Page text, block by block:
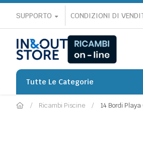
SUPPORTO CONDIZIONI DI
Tutte Le Categorie
Ricambi Piscine 14 Bordi